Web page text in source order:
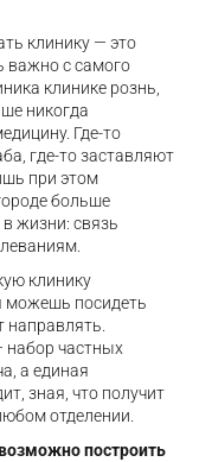
клинику — это
важно с самого
клинике рознь,
никогда
Где-то
где-то заставляют
при этом
больше
жизни: связь
клинику
можешь посидеть
направлять.
набор частных
а единая
зная, что получит
отделении.
построить